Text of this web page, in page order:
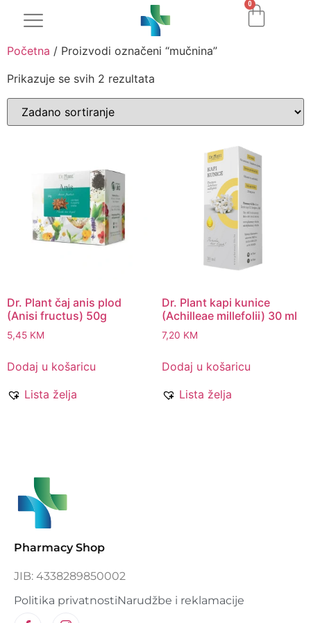
0
Početna / Proizvodi označeni “mučnina”
Prikazuje se svih 2 rezultata
Dr. Plant čaj anis plod
(Anisi fructus) 50g
5,45 KM
Dodaj u košaricu
Lista želja
Dr. Plant kapi kunice
(Achilleae millefolii) 30 ml
7,20 KM
Dodaj u košaricu
Lista želja
Pharmacy Shop
JIB: 4338289850002
Politika privatnostiNarudžbe i reklamacije